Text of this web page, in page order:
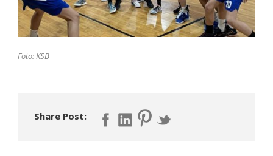
Foto: KSB
Share Post: